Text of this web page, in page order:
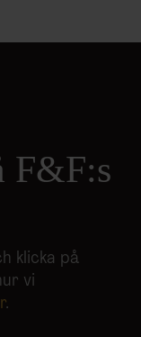
F&F:s
klicka på
vi
.